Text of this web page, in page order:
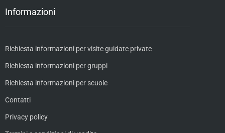
Informazioni
Richiesta informazioni per visite guidate private
Richiesta informazioni per gruppi
Richiesta informazioni per scuole
Contatti
Privacy policy